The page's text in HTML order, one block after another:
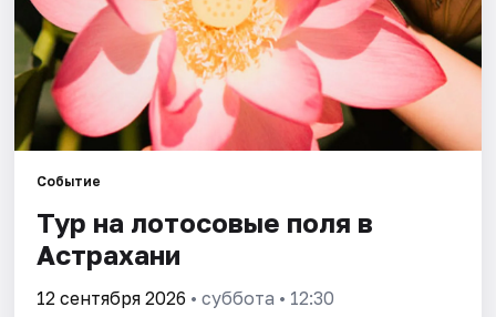
Экскурсии
Спорт
События
Города
Площадки
Событие
Тур на лотосовые поля в
Астрахани
12 сентября 2026 • суббота • 12:30